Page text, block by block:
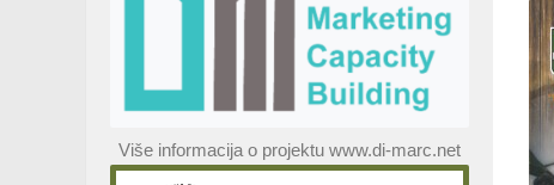
Više informacija o projektu www.di-marc.net